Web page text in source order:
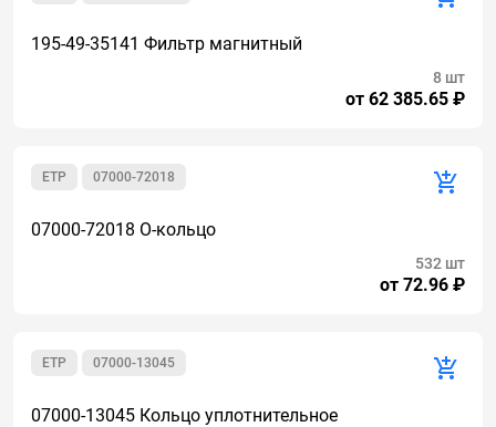
195-49-35141 Фильтр магнитный
от 62 385.65 ₽
8 шт
07000-72018
ETP
07000-72018 О-кольцо
от 72.96 ₽
532 шт
07000-13045
ETP
07000-13045 Кольцо уплотнительное